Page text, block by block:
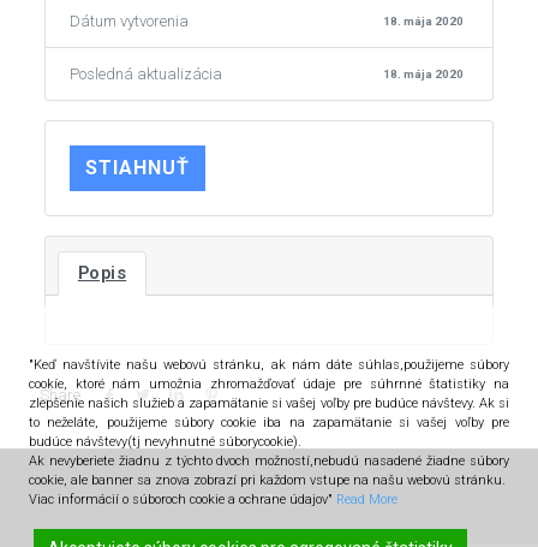
Dátum vytvorenia 18. mája 2020
Posledná aktualizácia 18. mája 2020
STIAHNUŤ
Popis
Share
"Keď navštívite našu webovú stránku, ak nám dáte súhlas,použijeme súbory
cookíe, ktoré nám umožnia zhromažďovať údaje pre súhrnné štatistiky na
zlepšenie našich služieb a zapamätanie si vašej voľby pre budúce návštevy. Ak si
to neželáte, použijeme súbory cookie iba na zapamätanie si vašej voľby pre
budúce návštevy(tj nevyhnutné súborycookie).
Ak nevyberiete žiadnu z týchto dvoch možností,nebudú nasadené žiadne súbory
cookie, ale banner sa znova zobrazí pri každom vstupe na našu webovú stránku.
Viac informácií o súboroch cookie a ochrane údajov" Read More